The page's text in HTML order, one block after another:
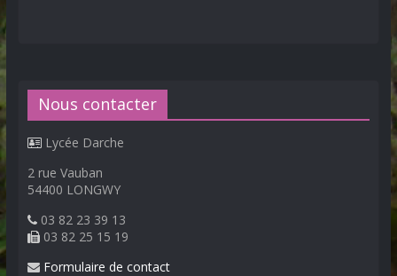
Nous contacter
Lycée Darche
2 rue Vauban
54400 LONGWY
03 82 23 39 13
03 82 25 15 19
Formulaire de contact